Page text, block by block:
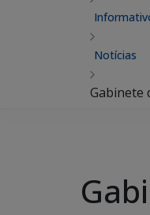
Notícias
Gabinete